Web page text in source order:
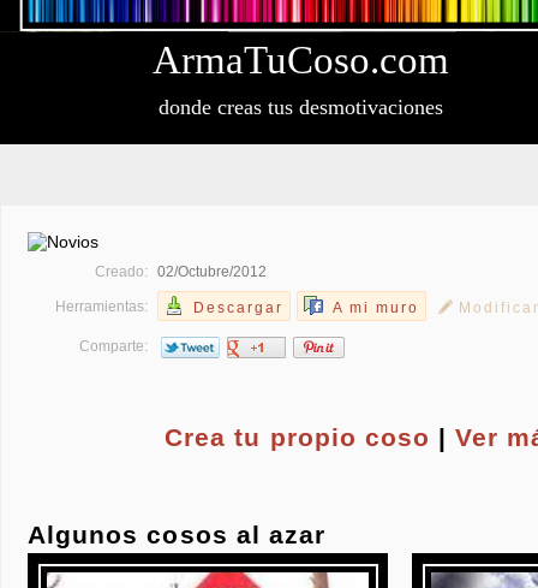
ArmaTuCoso.com
donde creas tus desmotivaciones
Creado: 02/Octubre/2012
Herramientas: Descargar A mi muro
Comparte:
Crea tu propio coso |Ver
Algunos cosos al azar